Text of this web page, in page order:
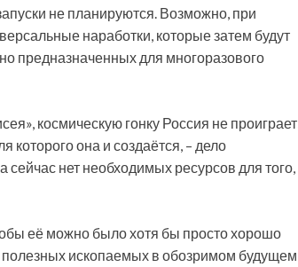
не планируются. Возможно, при
наработки, которые затем будут
предназначенных для многоразового
космическую гонку Россия не проиграет,
которого она и создаётся, – дело
нет необходимых ресурсов для того,
её можно было хотя бы просто хорошо
полезных ископаемых в обозримом будущем